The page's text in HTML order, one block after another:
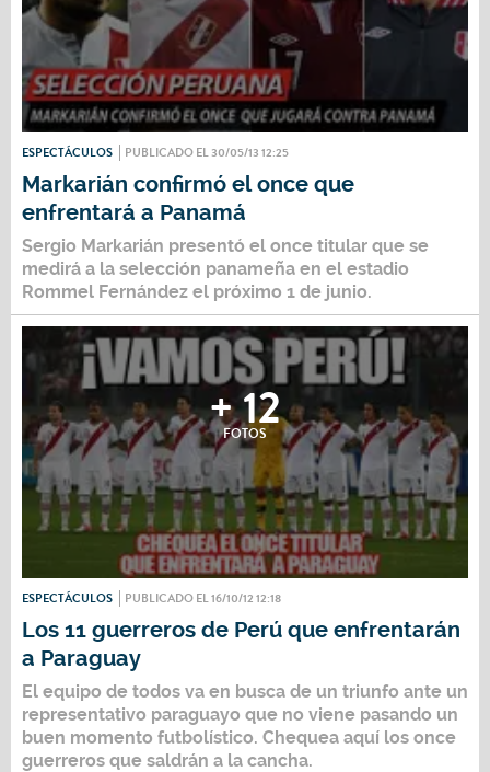
ESPECTÁCULOS PUBLICADO EL 30/05/13 12:25
Markarián confirmó el once que
enfrentará a Panamá
Sergio Markarián presentó el once titular que se
medirá a la selección panameña en el estadio
Rommel Fernández el próximo 1 de junio.
+ 12
FOTOS
ESPECTÁCULOS PUBLICADO EL 16/10/12 12:18
Los 11 guerreros de Perú que enfrentarán
a Paraguay
El equipo de todos va en busca de un triunfo ante un
representativo paraguayo que no viene pasando un
buen momento futbolístico. Chequea aquí los once
guerreros que saldrán a la cancha.